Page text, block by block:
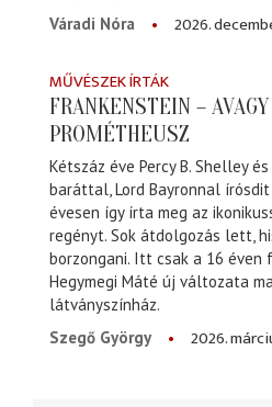
Váradi Nóra
2026.
MŰVÉSZEK ÍRTÁK
FRANKENSTEIN –
PROMÉTHEUSZ
Kétszáz éve Percy B. Shelley
baráttal, Lord Bayronnal
évesen így írta meg az
regényt. Sok átdolgozás lett,
borzongani. Itt csak a 16 éven
Hegymegi Máté új változata
látványszínház.
Szegő György
2026.